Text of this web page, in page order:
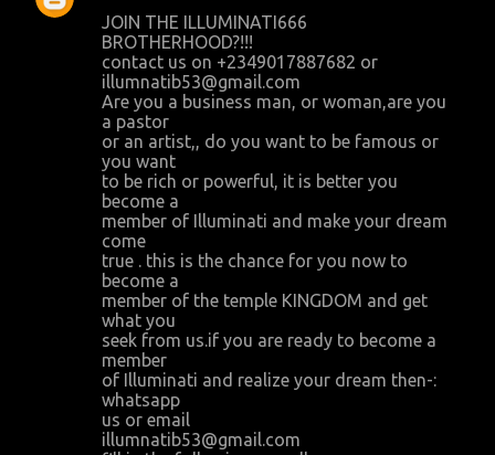
JOIN THE ILLUMINATI666
BROTHERHOOD?!!!
contact us on +2349017887682 or
illumnatib53@gmail.com
Are you a business man, or woman,are you
a pastor
or an artist,, do you want to be famous or
you want
to be rich or powerful, it is better you
become a
member of Illuminati and make your dream
come
true . this is the chance for you now to
become a
member of the temple KINGDOM and get
what you
seek from us.if you are ready to become a
member
of Illuminati and realize your dream then-:
whatsapp
us or email
illumnatib53@gmail.com